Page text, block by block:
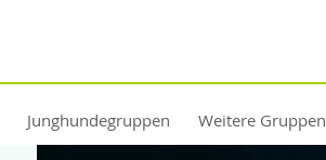
Junghundegruppen Weitere Gruppen